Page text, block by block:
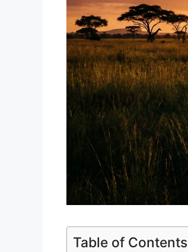
Table of Contents